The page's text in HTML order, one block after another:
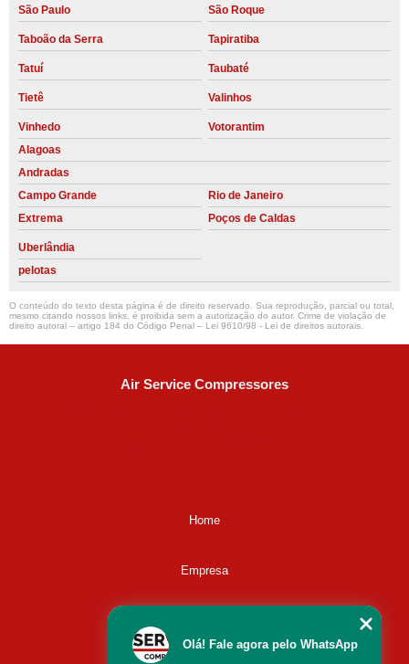
São Paulo São Roque
Taboão da Serra Tapiratiba
Tatuí Taubaté
Tietê Valinhos
Vinhedo
Votorantim
Alagoas
Andradas
Campo Grande
Rio de Janeiro
Extrema
Poços de Caldas
Uberlândia
pelotas
O conteúdo do texto desta página é de direito reservado. Sua reprodução, parcial ou total,
mesmo citando nossos links, é proibida sem a autorização do autor. Crime de violação de
direito autoral – artigo 184 do Código Penal – Lei 9610/98 - Lei de direitos autorais.
Air Service Compressores
Home
Empresa
Olá! Fale agora pelo WhatsApp